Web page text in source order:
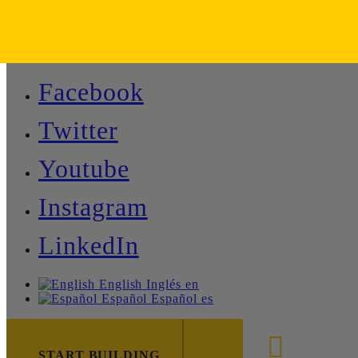
Facebook
Twitter
Youtube
Instagram
LinkedIn
English Inglés en
Español Español es
START BUILDING